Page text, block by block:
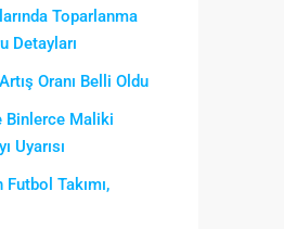
Toparlanma
Detayları
Oranı Belli Oldu
Binlerce Maliki
Uyarısı
Futbol Takımı,